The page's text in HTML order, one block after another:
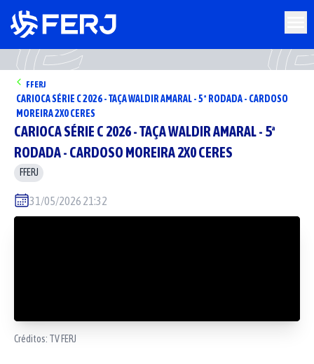
FFERJ
CARIOCA SÉRIE C 2026 - TAÇA WALDIR AMARAL - 5ª RODADA - CARDOSO
MOREIRA 2X0 CERES
CARIOCA SÉRIE C 2026 - TAÇA WALDIR AMARAL - 5ª
RODADA - CARDOSO MOREIRA 2X0 CERES
FFERJ
31/05/2026 21:32
Créditos: TV FERJ